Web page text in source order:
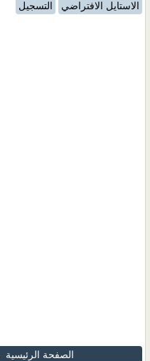
الاستايل الافتراضي
التسجيل
الصفحة الرئيسية